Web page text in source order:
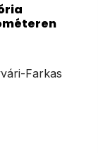
Farkas